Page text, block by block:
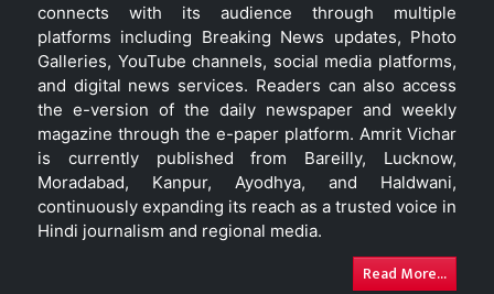
connects with its audience through multiple
platforms including Breaking News updates, Photo
Galleries, YouTube channels, social media platforms,
and digital news services. Readers can also access
the e-version of the daily newspaper and weekly
magazine through the e-paper platform. Amrit Vichar
is currently published from Bareilly, Lucknow,
Moradabad, Kanpur, Ayodhya, and Haldwani,
continuously expanding its reach as a trusted voice in
Hindi journalism and regional media.
Read More...